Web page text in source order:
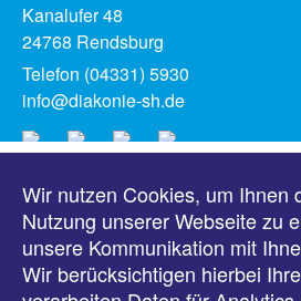
Kanalufer 48
24768 Rendsburg
Telefon (04331) 5930
info@diakonie-sh.de
Meldungen
Veranstaltungen
Wir nutzen Cookies, um Ihnen
Nutzung unserer Webseite zu
unsere Kommunikation mit
Wir berücksichtigen hierbei